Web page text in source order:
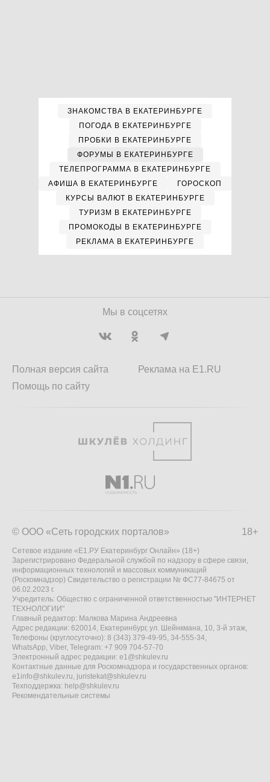
ЗНАКОМСТВА В ЕКАТЕРИНБУРГЕ
ПОГОДА В ЕКАТЕРИНБУРГЕ
ПРОБКИ В ЕКАТЕРИНБУРГЕ
ФОРУМЫ В ЕКАТЕРИНБУРГЕ
ТЕЛЕПРОГРАММА В ЕКАТЕРИНБУРГЕ
АФИША В ЕКАТЕРИНБУРГЕ
ГОРОСКОП
КУРСЫ ВАЛЮТ В ЕКАТЕРИНБУРГЕ
ТУРИЗМ В ЕКАТЕРИНБУРГЕ
ПРОМОКОДЫ В ЕКАТЕРИНБУРГЕ
РЕКЛАМА В ЕКАТЕРИНБУРГЕ
Мы в соцсетях
Полная версия сайта
Помощь по сайту
Реклама на E1.RU
18+
© ООО «Сеть городских порталов»
Сетевое издание «Е1.РУ Екатеринбург Онлайн» (18+)
Зарегистрировано Федеральной службой по надзору в сфере связи,
информационных технологий и массовых коммуникаций
(Роскомнадзор) Свидетельство о регистрации № ФС77-84675 от
06.02.2023 г.
Учредитель: Общество с ограниченной ответственностью "ИНТЕРНЕТ
ТЕХНОЛОГИИ"
Главный редактор: Малкова Марина Андреевна
Адрес редакции: 620014, Екатеринбург, ул. Шейнкмана, 10, 3-й этаж,
Телефоны (круглосуточно): 8 (343) 379-49-95, 34-555-34,
WhatsApp, Viber, Telegram: +7 909 704-57-70
Электронный адрес редакции: e1@shkulev.ru
Контактные данные для Роскомнадзора и государственных органов:
e1info@shkulev.ru, juristekat@shkulev.ru
Техподдержка: help@shkulev.ru
Рекомендательные системы